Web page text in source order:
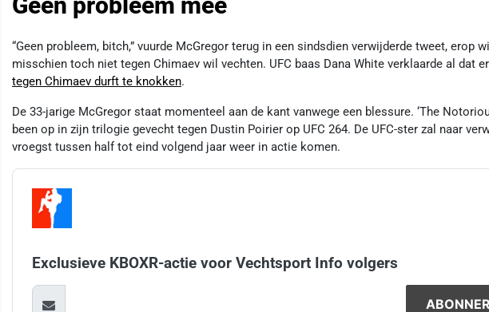
“Geen probleem, bitch,” vuurde McGregor terug in een sindsdien verwijderde tweet, erop
misschien toch niet tegen Chimaev wil vechten. UFC baas Dana White verklaarde al dat er
tegen Chimaev durft te knokken.
De 33-jarige McGregor staat momenteel aan de kant vanwege een blessure. ‘The
been op in zijn trilogie gevecht tegen Dustin Poirier op UFC 264. De UFC-ster zal naar
vroegst tussen half tot eind volgend jaar weer in actie komen.
Exclusieve KBOXR-actie voor Vechtsport Info volgers